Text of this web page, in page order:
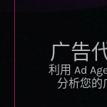
广告
利用 Ad
分析您的